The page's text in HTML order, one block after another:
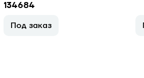
134684
Под заказ